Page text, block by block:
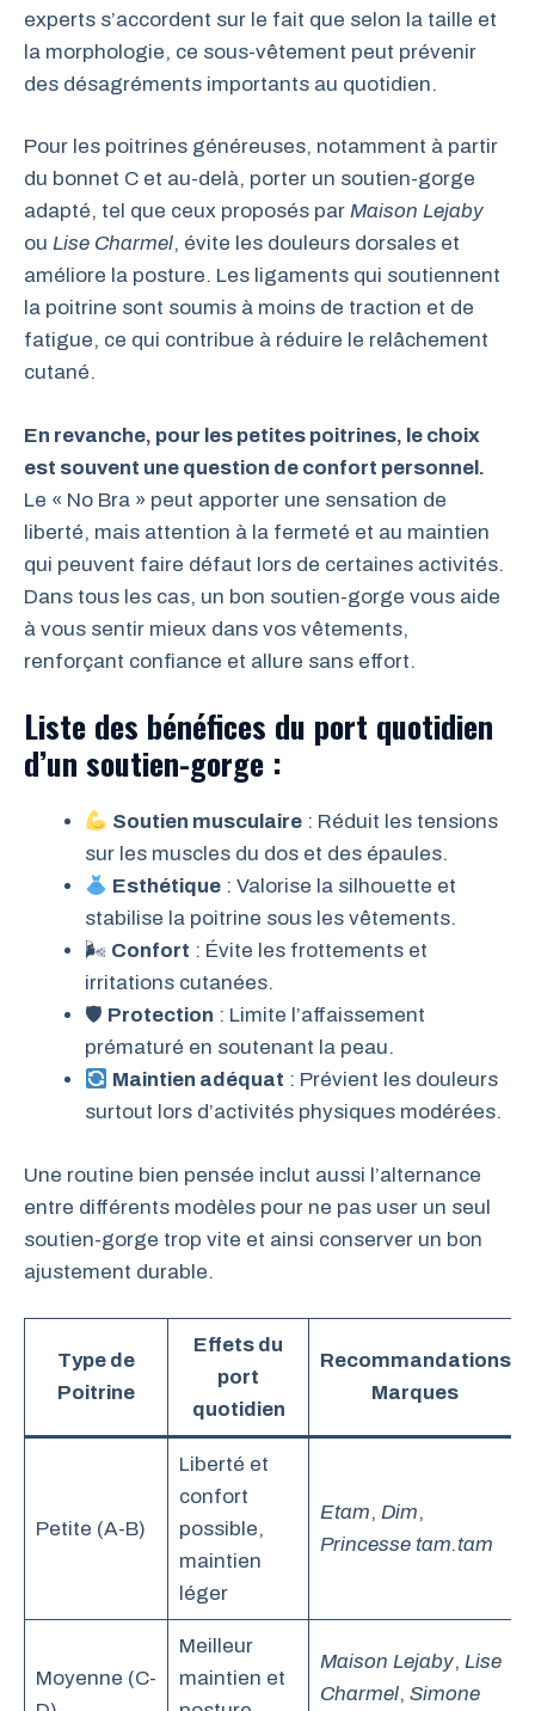
experts s’accordent sur le fait que selon la taille et
la morphologie, ce sous-vêtement peut prévenir
des désagréments importants au quotidien.
Pour les poitrines généreuses, notamment à partir
du bonnet C et au-delà, porter un soutien-gorge
adapté, tel que ceux proposés par Maison Lejaby
ou Lise Charmel, évite les douleurs dorsales et
améliore la posture. Les ligaments qui soutiennent
la poitrine sont soumis à moins de traction et de
fatigue, ce qui contribue à réduire le relâchement
cutané.
En revanche, pour les petites poitrines, le choix
est souvent une question de confort personnel.
Le « No Bra » peut apporter une sensation de
liberté, mais attention à la fermeté et au maintien
qui peuvent faire défaut lors de certaines activités.
Dans tous les cas, un bon soutien-gorge vous aide
à vous sentir mieux dans vos vêtements,
renforçant confiance et allure sans effort.
Liste des bénéfices du port quotidien
d’un soutien-gorge :
Soutien musculaire : Réduit les tensions
sur les muscles du dos et des épaules.
Esthétique : Valorise la silhouette et
stabilise la poitrine sous les vêtements.
🌬 Confort : Évite les frottements et
irritations cutanées.
🛡 Protection : Limite l’affaissement
prématuré en soutenant la peau.
Maintien adéquat : Prévient les douleurs
surtout lors d’activités physiques modérées.
Une routine bien pensée inclut aussi l’alternance
entre différents modèles pour ne pas user un seul
soutien-gorge trop vite et ainsi conserver un bon
ajustement durable.
Type de
Poitrine
Effets du
port
quotidien
Recommandations
Marques
Petite (A-B)
Liberté et
confort
possible,
maintien
léger
Etam, Dim,
Princesse tam.tam
Moyenne (C-
Meilleur
maintien et
Maison Lejaby, Lise
Charmel, Simone